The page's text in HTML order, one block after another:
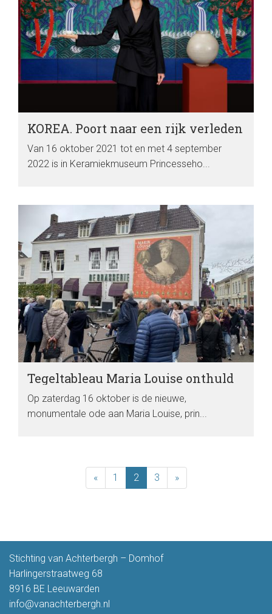
KOREA. Poort naar een rijk verleden
Van 16 oktober 2021 tot en met 4 september
2022 is in Keramiekmuseum Princesseho...
Tegeltableau Maria Louise onthuld
Op zaterdag 16 oktober is de nieuwe,
monumentale ode aan Maria Louise, prin...
« 1 2 3 »
Stichting van Achterbergh – Domhof
Harlingerstraatweg 68
8916 BE Leeuwarden
info@vanachterbergh.nl